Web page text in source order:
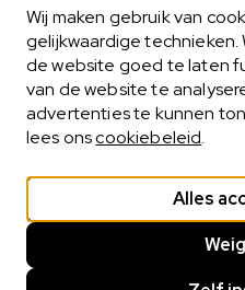
Wij maken gebruik van
gelijkwaardige technieken.
de website goed te laten
van de website te
advertenties te kunnen
lees onscookiebeleid.
Alles
MIDLANCEN
Het midlance-model biedt
Alles over midlancen
Cookies beheren